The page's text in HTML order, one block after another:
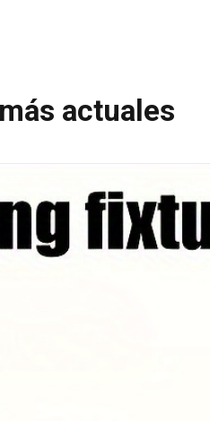
actuales